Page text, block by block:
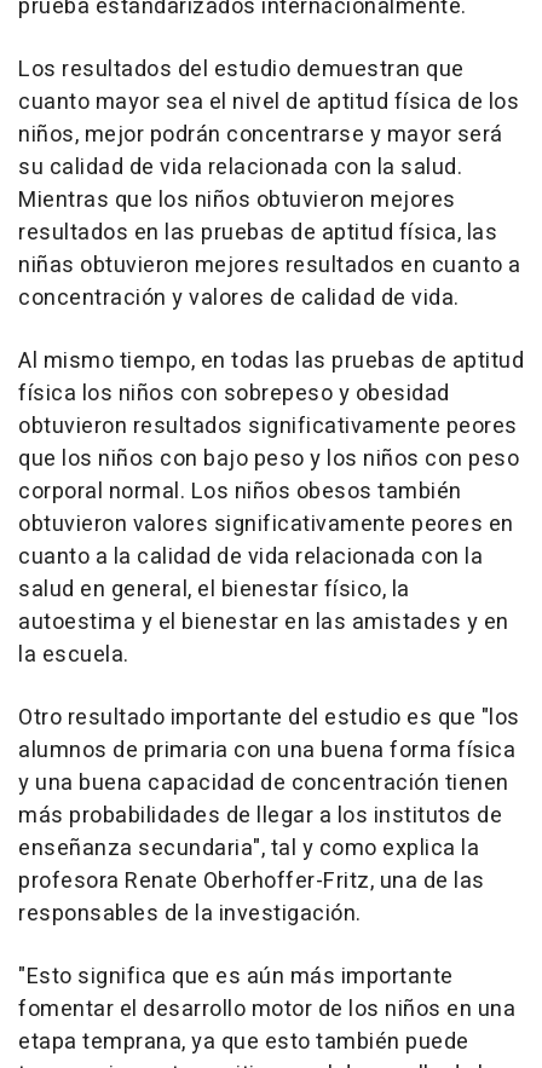
prueba estandarizados internacionalmente.
Los resultados del estudio demuestran que
cuanto mayor sea el nivel de aptitud física de los
niños, mejor podrán concentrarse y mayor será
su calidad de vida relacionada con la salud.
Mientras que los niños obtuvieron mejores
resultados en las pruebas de aptitud física, las
niñas obtuvieron mejores resultados en cuanto a
concentración y valores de calidad de vida.
Al mismo tiempo, en todas las pruebas de aptitud
física los niños con sobrepeso y obesidad
obtuvieron resultados significativamente peores
que los niños con bajo peso y los niños con peso
corporal normal. Los niños obesos también
obtuvieron valores significativamente peores en
cuanto a la calidad de vida relacionada con la
salud en general, el bienestar físico, la
autoestima y el bienestar en las amistades y en
la escuela.
Otro resultado importante del estudio es que "los
alumnos de primaria con una buena forma física
y una buena capacidad de concentración tienen
más probabilidades de llegar a los institutos de
enseñanza secundaria", tal y como explica la
profesora Renate Oberhoffer-Fritz, una de las
responsables de la investigación.
"Esto significa que es aún más importante
fomentar el desarrollo motor de los niños en una
etapa temprana, ya que esto también puede